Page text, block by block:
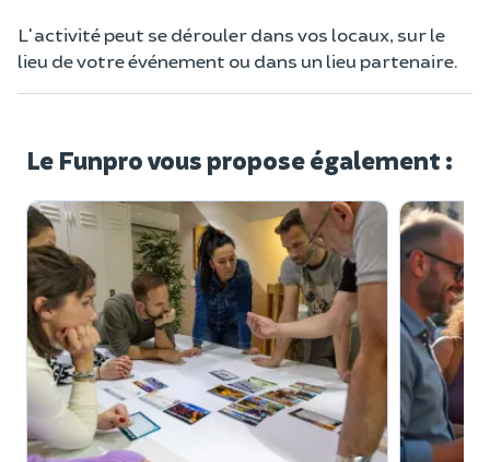
L'activité peut se dérouler dans vos locaux, sur le
lieu de votre événement ou dans un lieu partenaire.
Le Funpro vous propose également :